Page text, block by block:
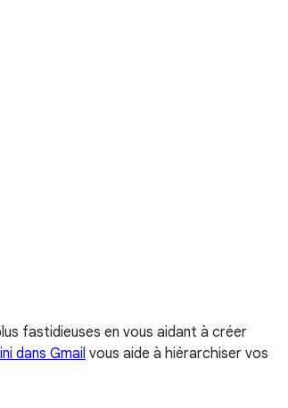
fastidieuses en vous aidant à créer
dans Gmail vous aide à hiérarchiser vos